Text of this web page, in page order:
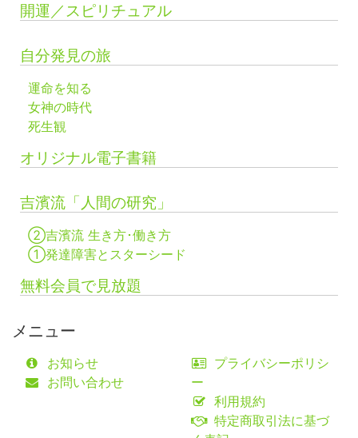
開運／スピリチュアル
自分発見の旅
運命を知る
女神の時代
死生観
オリジナル電子書籍
吉濱流「人間の研究」
②吉濱流 生き方･働き方
①発達障害とスターシード
無料会員で見放題
メニュー
お知らせ
お問い合わせ
プライバシーポリシ
ー
利用規約
特定商取引法に基づ